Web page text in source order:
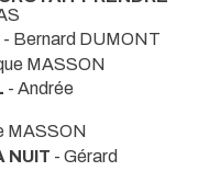
- Bernard DUMONT
MASSON
- Andrée
MASSON
NUIT - Gérard